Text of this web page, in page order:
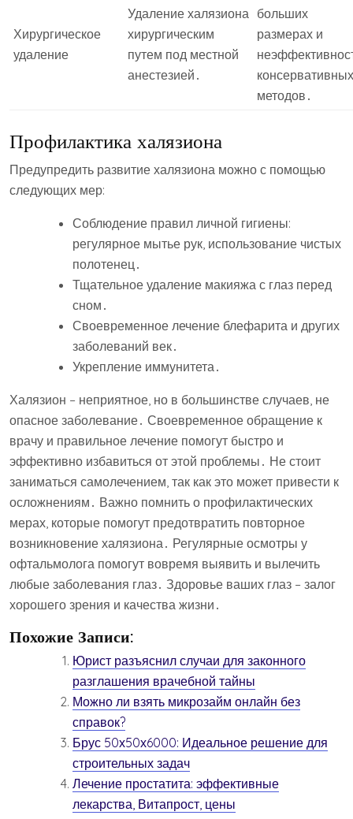
Хирургическое
удаление
Удаление халязиона
хирургическим
путем под местной
анестезией․
больших
размерах и
консервативных
методов․
Профилактика халязиона
Предупредить развитие халязиона можно с помощью
следующих мер:
Соблюдение правил личной гигиены:
регулярное мытье рук, использование чистых
полотенец․
Тщательное удаление макияжа с глаз перед
сном․
Своевременное лечение блефарита и других
заболеваний век․
Укрепление иммунитета․
Халязион – неприятное, но в большинстве случаев, не
опасное заболевание․ Своевременное обращение к
врачу и правильное лечение помогут быстро и
эффективно избавиться от этой проблемы․ Не стоит
заниматься самолечением, так как это может привести к
осложнениям․ Важно помнить о профилактических
мерах, которые помогут предотвратить повторное
возникновение халязиона․ Регулярные осмотры у
офтальмолога помогут вовремя выявить и вылечить
любые заболевания глаз․ Здоровье ваших глаз – залог
хорошего зрения и качества жизни․
Похожие Записи:
Юрист разъяснил случаи для законного
разглашения врачебной тайны
Можно ли взять микрозайм онлайн без
справок?
Брус 50х50х6000: Идеальное решение для
строительных задач
Лечение простатита: эффективные
лекарства, Витапрост, цены